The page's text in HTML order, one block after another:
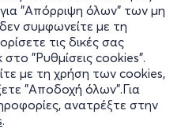
"Απόρριψη όλων" των μη
συμφωνείτε με τη
τις δικές σας
στο "Ρυθμίσεις cookies".
με τη χρήση των cookies,
"Αποδοχή όλων".Για
ανατρέξτε στην
.